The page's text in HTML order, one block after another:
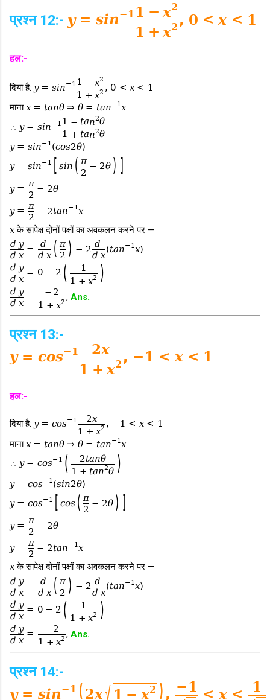
प्रश्न 12:- y = sin− 1 1 − x2
1 + x2 , 0 < x < 1
हल:-
दिया है: y = sin− 1 1 − x2
1 + x2 , 0 < x < 1
मानाx = tanθ ⇒ θ = tan−1x
∴ y = sin− 1 1 − tan2θ
1 + tan2θ
y = sin− 1(cos2θ)
y = sin− 1 [ sin ( π
2
− 2θ ) ]
y = π
2
− 2θ
y = π
2
− 2tan− 1x
xके सापेक्ष दोनों पक्षों का अवकलन करने पर —
d y
d x
=
d
d x ( π
2 ) − 2 d
d x
(tan− 1 x)
d y
d x
= 0 − 2 (
1
1 + x2 )
d y
d x
= − 2
1 + x2 , Ans.
प्रश्न 13:-
y = cos− 1 2x
1 + x2 , −1 < x < 1
हल:-
दिया है: y = cos− 1 2x
1 + x2 , − 1 < x < 1
मानाx = tanθ ⇒ θ = tan−1 x
∴ y = cos− 1 ( 2tanθ
1 + tan2θ )
y = cos− 1 (sin2θ)
y = cos− 1 [ cos ( π
2
− 2θ ) ]
y = π
2
− 2θ
y = π
2
− 2tan− 1 x
xके सापेक्ष दोनों पक्षों का अवकलन करने पर —
d y
d x
=
d
d x ( π
2 ) − 2 d
d x
(tan− 1x)
d y
d x
= 0 − 2 (
1
1 + x2 )
d y
d x
= − 2
1 + x2 , Ans.
प्रश्न 14:-
y = sin− 1 (2x√ 1 − x2 ) , −1 < x < 1